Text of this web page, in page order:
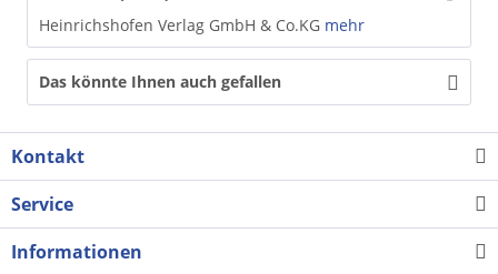
Heinrichshofen Verlag GmbH & Co.KG mehr
Das könnte Ihnen auch gefallen
Kontakt
Service
Informationen